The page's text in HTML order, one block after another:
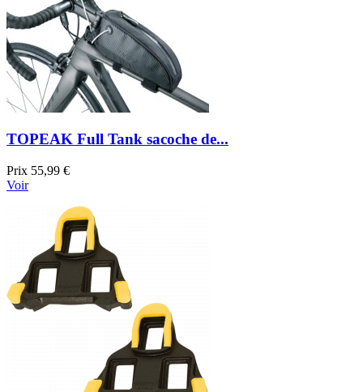
TOPEAK Full Tank sacoche de...
Prix 55,99 €
Voir